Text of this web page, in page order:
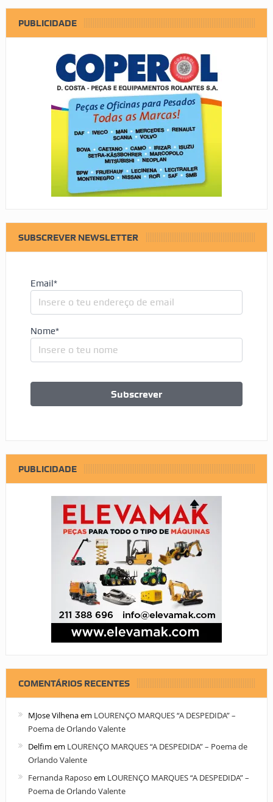
PUBLICIDADE
SUBSCREVER NEWSLETTER
Email*
Nome*
PUBLICIDADE
COMENTÁRIOS RECENTES
MJose Vilhenaem LOURENÇO MARQUES “A DESPEDIDA” –
Poema de Orlando Valente
Delfim em LOURENÇO MARQUES “A DESPEDIDA” – Poema de
Orlando Valente
Fernanda Raposo em LOURENÇO MARQUES “A DESPEDIDA” –
Poema de Orlando Valente